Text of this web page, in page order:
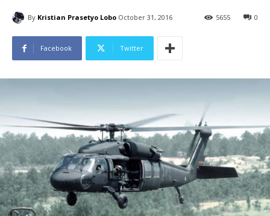
By Kristian Prasetyo Lobo October 31, 2016 0
5655
Facebook Twitter